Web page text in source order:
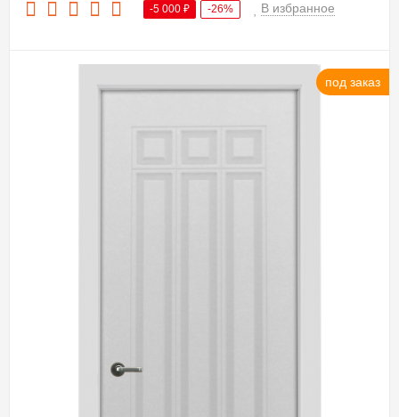
-5 000 ₽ -26% В избранное
под заказ